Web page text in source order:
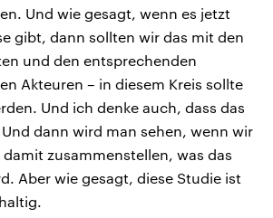
Und wie gesagt, wenn es jetzt
gibt, dann sollten wir das mit den
und den entsprechenden
Akteuren – in diesem Kreis sollte
Und ich denke auch, dass das
dann wird man sehen, wenn wir
damit zusammenstellen, was das
Aber wie gesagt, diese Studie ist